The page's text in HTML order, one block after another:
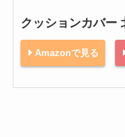
クッションカバ
Amazonで見る